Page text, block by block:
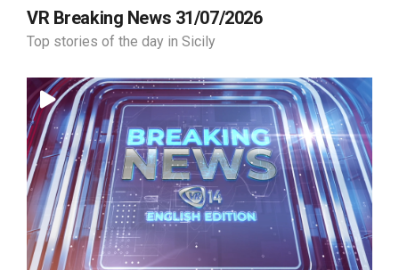
VR Breaking News 31/07/2026
Top stories of the day in Sicily